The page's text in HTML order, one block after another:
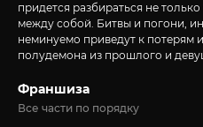
придется разбираться не
между собой. Битвы и погони,
неминуемо приведут к потерям
полудемона из прошлого и
Франшиза
Все части по порядку